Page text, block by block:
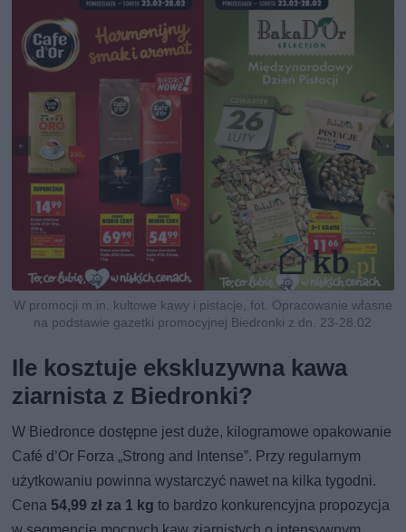
W promocji m.in. kultowe kawy i pistacje, fot. Opracowanie własne
na podstawie gazetki promocyjnej Biedronki z dn. 23-28.02
Ile kosztuje ekskluzywna kawa
ziarnista z Biedronki?
W Biedronce dostępne jest duże, kilogramowe opakowanie
Café d’Or Forza „Strong and Intense”. Przy regularnym
użytkowaniu powinna wystarczyć nawet na kilka tygodni.
Cena 54,99 zł za 1 kg to bardzo konkurencyjna propozycja